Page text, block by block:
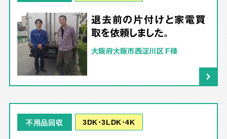
退去前の片付けと家電買
取を依頼しました。
大阪府大阪市西淀川区 F様
不用品回収 3DK･3LDK･4K